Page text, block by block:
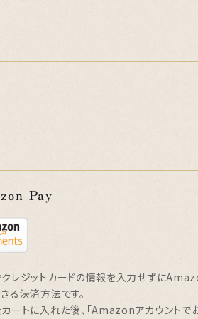
Pay
レジットカードの情報を入力せずに
る決済方法です。
ートに入れた後、「Amazonアカウントで